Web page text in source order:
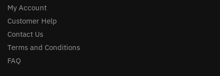
My Account
Customer Help
Contact Us
Terms and Conditions
FAQ